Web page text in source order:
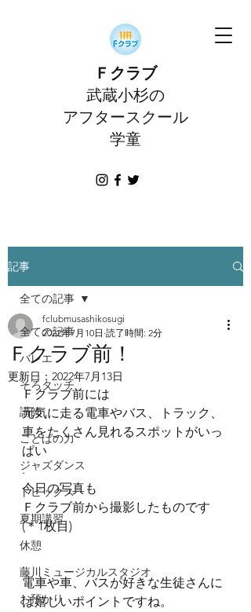
Ｆクラブ
武蔵小杉の
アフタースクール
学童
記事
全ての記事
バレエ
そろタッチ
講師
ことばの力
ジャズダンス
トピックス
夏期講習
休憩
藤川ミュージカルスタジオ
お預かり
全ての記事
Ｆクラブ前！
fclubmusashikosugi
2022年7月10日 読了時間: 2分
更新日： 2022年7月13日
Ｆクラブ前には
元気に走る電車やバス、トラック、
車をたくさん見れるスポットがいっ
ぱい
.
今日の写真も
Ｆクラブ前から撮影したものです
(＊1枚目)
.
.
電車や車、バスが好きな生徒さんに
は嬉しいポイントですね。